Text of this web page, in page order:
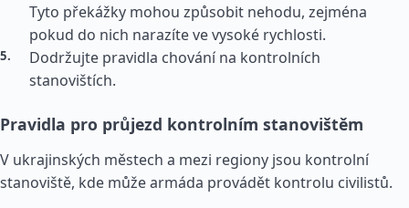
Tyto překážky mohou způsobit nehodu, zejména
pokud do nich narazíte ve vysoké rychlosti.
Dodržujte pravidla chování na kontrolních
stanovištích.
Pravidla pro průjezd kontrolním stanovištěm
V ukrajinských městech a mezi regiony jsou kontrolní
stanoviště, kde může armáda provádět kontrolu civilistů.